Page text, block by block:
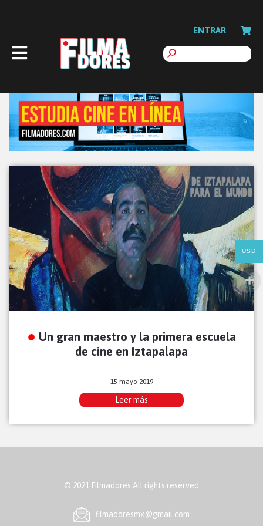
ENTRAR
Un gran maestro y la primera escuela
de cine en Iztapalapa
15 mayo 2019
Leer más
© 2021 Filmadores All rights reserved
ﬁlmadoresmx@gmail.com
USD